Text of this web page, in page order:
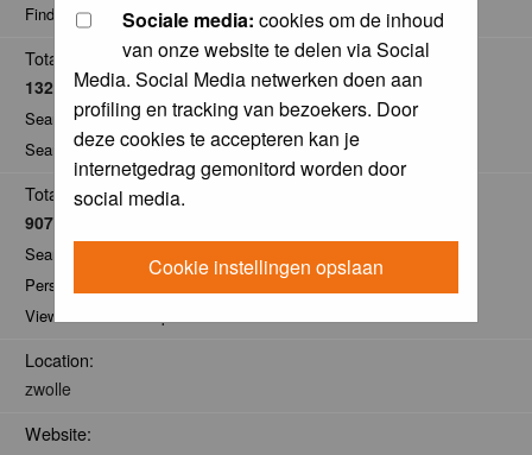
Sociale media: cookies om de inhoud
van onze website te delen via Social
Media. Social Media netwerken doen aan
profiling en tracking van bezoekers. Door
deze cookies te accepteren kan je
internetgedrag gemonitord worden door
social media.
Cookie instellingen opslaan
Find all posts by sieb
Total Comments:
13225
Search for comments by this user
Search for all nominations given by this user
Total Pics:
907 (500)
Search for pics made by sieb
Personal Gallery of sieb
View comments on pics of sieb
Location:
zwolle
Website: